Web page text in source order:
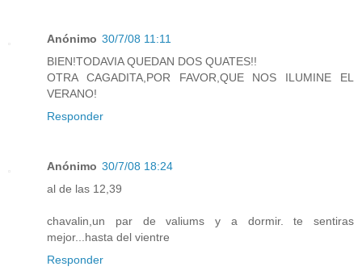
Anónimo 30/7/08 11:11
BIEN!TODAVIA QUEDAN DOS QUATES!!
OTRA CAGADITA,POR FAVOR,QUE NOS ILUMINE EL
VERANO!
Responder
Anónimo 30/7/08 18:24
al de las 12,39
chavalin,un par de valiums y a dormir. te sentiras
mejor...hasta del vientre
Responder